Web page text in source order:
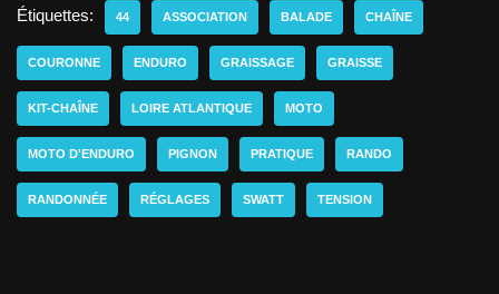
Étiquettes: 44 ASSOCIATION BALADE CHAÎNE
COURONNE ENDURO GRAISSAGE GRAISSE
KIT-CHAÎNE LOIRE ATLANTIQUE MOTO
MOTO D'ENDURO PIGNON PRATIQUE RANDO
RANDONNÉE RÉGLAGES SWATT TENSION